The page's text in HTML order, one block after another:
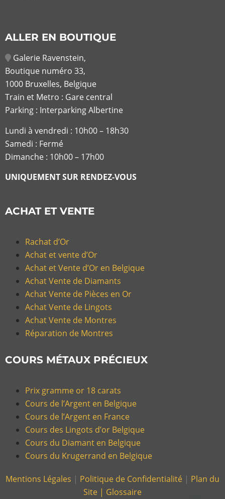
ALLER EN BOUTIQUE
Galerie Ravenstein,
Boutique numéro 33,
1000 Bruxelles, Belgique
Train et Metro : Gare central
Parking : Interparking Albertine
Lundi à vendredi : 10h00 – 18h30
Samedi : Fermé
Dimanche : 10h00 – 17h00
UNIQUEMENT SUR RENDEZ-VOUS
ACHAT ET VENTE
Rachat d’Or
Achat et vente d’Or
Achat et Vente d’Or en Belgique
Achat Vente de Diamants
Achat Vente de Pièces en Or
Achat Vente de Lingots
Achat Vente de Montres
Réparation de Montres
COURS MÉTAUX PRÉCIEUX
Prix gramme or 18 carats
Cours de l’Argent en Belgique
Cours de l’Argent en France
Cours des Lingots d’or Belgique
Cours du Diamant en Belgique
Cours du Krugerrand en Belgique
Mentions Légales | Politique de Confidentialité | Plan du
Site | Glossaire